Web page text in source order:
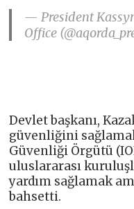
— President
Office
Devlet başkanı,
güvenliğini
Güvenliği Örgütü
uluslararası
yardım sağlamak
bahsetti.